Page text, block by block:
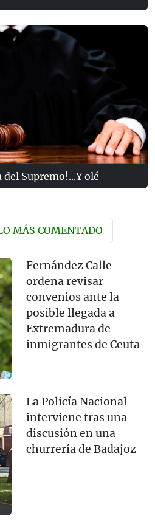
del Supremo!...Y olé
MÁS COMENTADO
Fernández Calle
ordena revisar
convenios ante la
posible llegada a
Extremadura de
inmigrantes de Ceuta
La Policía Nacional
interviene tras una
discusión en una
churrería de Badajoz